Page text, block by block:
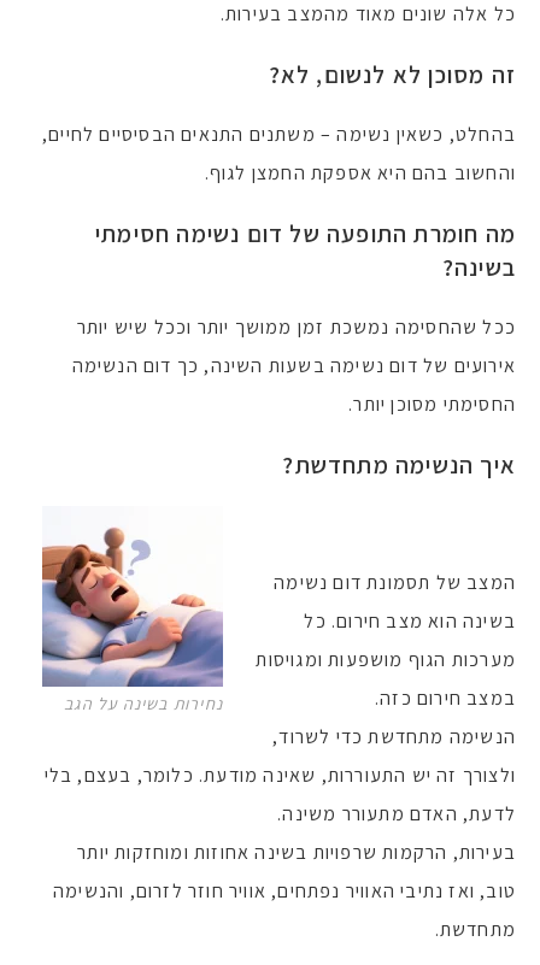
כל אלה שונים מאוד מהמצב בעירות.
זה מסוכן לא לנשום, לא?
בהחלט, כשאין נשימה – משתנים התנאים הבסיסיים לחיים,
והחשוב בהם היא אספקת החמצן לגוף.
מה חומרת התופעה של דום נשימה חסימתי
בשינה?
ככל שהחסימה נמשכת זמן ממושך יותר וככל שיש יותר
אירועים של דום נשימה בשעות השינה, כך דום הנשימה
החסימתי מסוכן יותר.
איך הנשימה מתחדשת?
נחירות בשינה על הגב
המצב של תסמונת דום נשימה
בשינה הוא מצב חירום. כל
מערכות הגוף מושפעות ומגויסות
במצב חירום כזה.
הנשימה מתחדשת כדי לשרוד,
ולצורך זה יש התעוררות, שאינה מודעת. כלומר, בעצם, בלי
לדעת, האדם מתעורר משינה.
בעירות, הרקמות שרפויות בשינה אחוזות ומוחזקות יותר
טוב, ואז נתיבי האוויר נפתחים, אוויר חוזר לזרום, והנשימה
מתחדשת.